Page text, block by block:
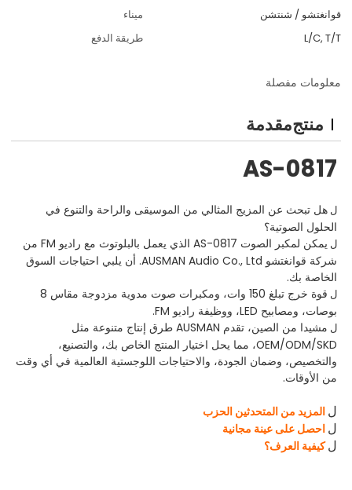
ميناء
قوانغتشو / شنتشن
طريقة الدفع
L/C, T/T
معلومات مفصلة
منتجمقدمة
AS-0817
ل هل تبحث عن المزيج المثالي من الموسيقى والراحة والتنوع في
الحلول الصوتية؟
ل
يمكن لمكبر الصوت AS-0817 الذي يعمل بالبلوتوث مع راديو FM من
شركة قوانغتشو AUSMAN Audio Co., Ltd. أن يلبي احتياجات السوق
الخاصة بك.
ل
قوة خرج تبلغ 150 وات، ومكبرات صوت مدوية مزدوجة مقاس 8
بوصات، ومصابيح LED، ووظيفة راديو FM.
ل
مشيدا من الصين، تقدم AUSMAN طرق إنتاج متنوعة مثل
OEM/ODM/SKD، مما يحل اختيار المنتج الخاص بك، والتصنيع،
والتخصيص، وضمان الجودة، والاحتياجات اللوجستية العالمية في أي وقت
من الأوقات.
ل المزيد من المتحدثين الحزب
ل احصل على عينة مجانية
ل كيفية العرف؟